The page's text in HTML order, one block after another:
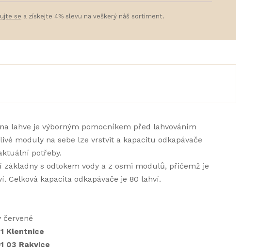
se a získejte 4% slevu na veškerý náš sortiment.
lahve je výborným pomocníkem před lahvováním
moduly na sebe lze vrstvit a kapacitu odkapávače
potřeby.
základny s odtokem vody a z osmi modulů, přičemž je
Celková kapacita odkapávače je 80 lahví.
červené
Klentnice
03 Rakvice